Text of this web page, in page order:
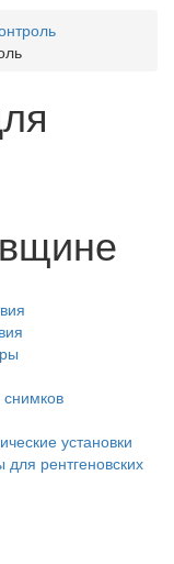
установки
рентгеновских